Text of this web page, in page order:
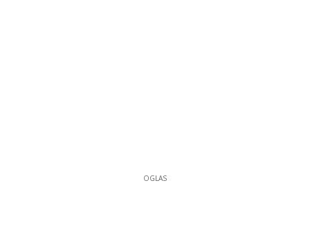
OGLAS